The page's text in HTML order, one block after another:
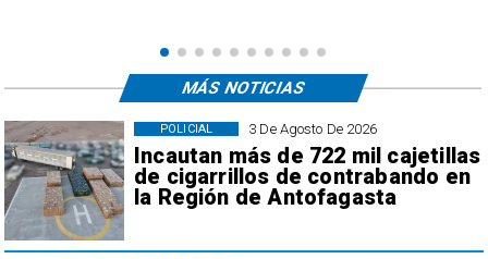
3 De Agosto De 2026
Incautan más de 722 mil cajetillas
de cigarrillos de contrabando en
la Región de Antofagasta
POLICIAL
MÁS NOTICIAS